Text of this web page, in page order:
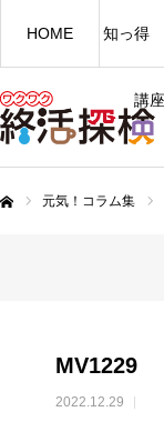
HOME 知っ得
講座
元気！コラム集
MV1229
2022.12.29